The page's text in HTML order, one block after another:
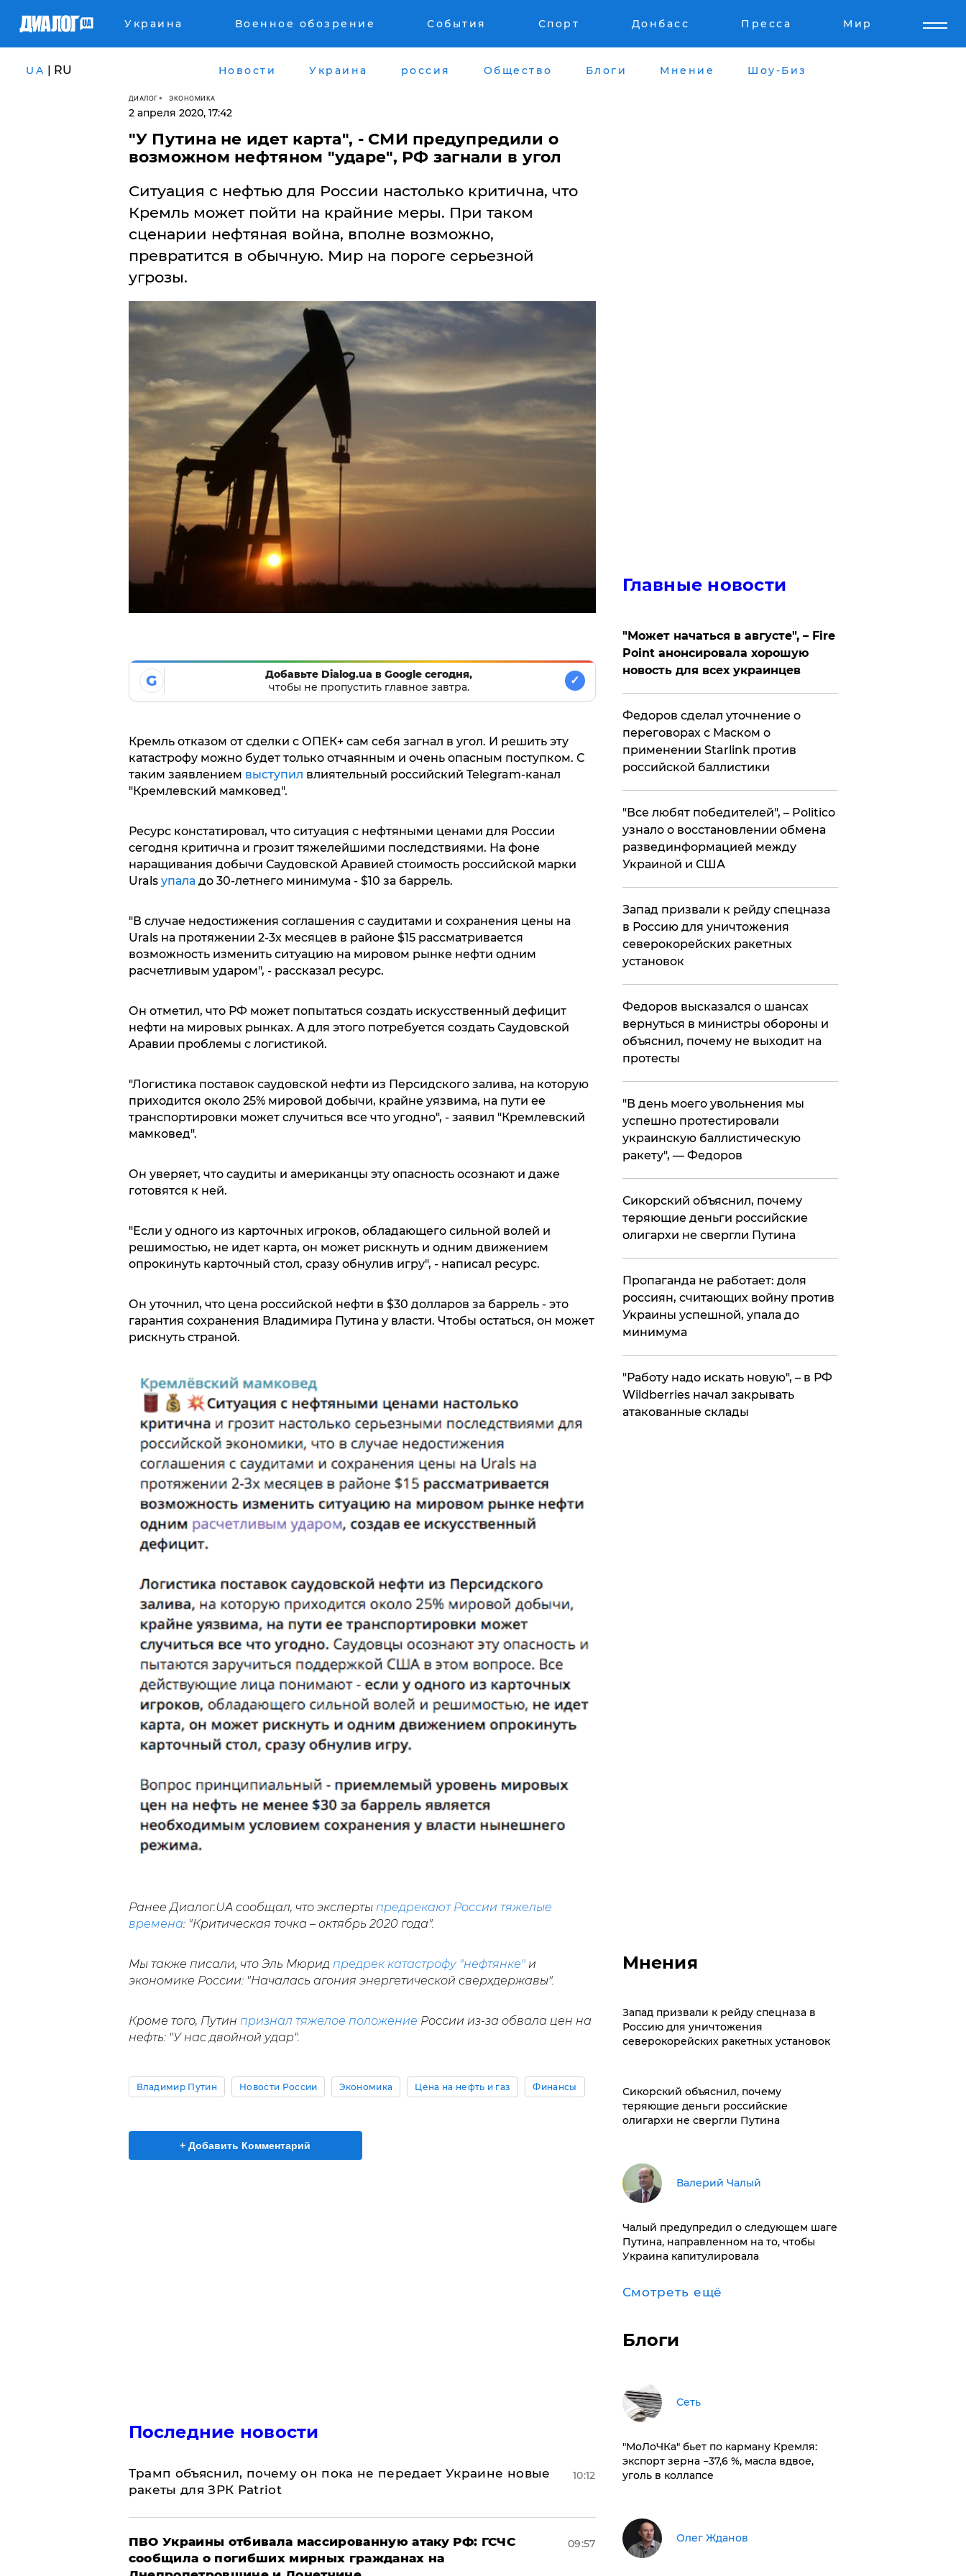
Украина Военное обозрение События Спорт Донбасс Пресса Мир
UA | RU Новости Украина россия Общество Блоги Мнение Шоу-Биз
ДИАЛОГ ЭКОНОМИКА
2 апреля 2020, 17:42
​"У Путина не идет карта", - СМИ предупредили о
возможном нефтяном "ударе", РФ загнали в угол
Ситуация с нефтью для России настолько критична, что
Кремль может пойти на крайние меры. При таком
сценарии нефтяная война, вполне возможно,
превратится в обычную. Мир на пороге серьезной
угрозы.
G
Добавьте Dialog.ua в Google сегодня,
чтобы не пропустить главное завтра.
✓
Кремль отказом от сделки с ОПЕК+ сам себя загнал в угол. И решить эту
катастрофу можно будет только отчаянным и очень опасным поступком. С
таким заявлением выступил влиятельный российский Telegram-канал
"Кремлевский мамковед".
Ресурс констатировал, что ситуация с нефтяными ценами для России
сегодня критична и грозит тяжелейшими последствиями. На фоне
наращивания добычи Саудовской Аравией стоимость российской марки
Urals упаладо 30-летнего минимума - $10 за баррель.
"В случае недостижения соглашения с саудитами и сохранения цены на
Urals на протяжении 2-3х месяцев в районе $15 рассматривается
возможность изменить ситуацию на мировом рынке нефти одним
расчетливым ударом", - рассказал ресурс.
Он отметил, что РФ может попытаться создать искусственный дефицит
нефти на мировых рынках. А для этого потребуется создать Саудовской
Аравии проблемы с логистикой.
"Логистика поставок саудовской нефти из Персидского залива, на которую
приходится около 25% мировой добычи, крайне уязвима, на пути ее
транспортировки может случиться все что угодно", - заявил "Кремлевский
мамковед".
Он уверяет, что саудиты и американцы эту опасность осознают и даже
готовятся к ней.
"Если у одного из карточных игроков, обладающего сильной волей и
решимостью, не идет карта, он может рискнуть и одним движением
опрокинуть карточный стол, сразу обнулив игру", - написал ресурс.
Он уточнил, что цена российской нефти в $30 долларов за баррель - это
гарантия сохранения Владимира Путина у власти. Чтобы остаться, он может
рискнуть страной.
Ранее Диалог.UA сообщал, что эксперты предрекают России тяжелые
времена: "Критическая точка – октябрь 2020 года".
Мы также писали, что Эль Мюрид предрек катастрофу "нефтянке"и
экономике России: "Началась агония энергетической сверхдержавы".
Кроме того, Путин признал тяжелое положение России из-за обвала цен на
нефть: "У нас двойной удар".
Владимир Путин Новости России Экономика Цена на нефть и газ Финансы
+ Добавить Комментарий
Последние новости
Трамп объяснил, почему он пока не передает Украине новые
ракеты для ЗРК Patriot
10:12
ПВО Украины отбивала массированную атаку РФ: ГСЧС
сообщила о погибших мирных гражданах на
09:57
Главные новости
"Может начаться в августе", – Fire
Point анонсировала хорошую
новость для всех украинцев
Федоров сделал уточнение о
переговорах с Маском о
применении Starlink против
российской баллистики
​"Все любят победителей", – Politico
узнало о восстановлении обмена
развединформацией между
Украиной и США
Запад призвали к рейду спецназа
в Россию для уничтожения
северокорейских ракетных
установок
Федоров высказался о шансах
вернуться в министры обороны и
объяснил, почему не выходит на
протесты
​"В день моего увольнения мы
успешно протестировали
украинскую баллистическую
ракету", — Федоров
Сикорский объяснил, почему
теряющие деньги российские
олигархи не свергли Путина
​Пропаганда не работает: доля
россиян, считающих войну против
Украины успешной, упала до
минимума
"Работу надо искать новую", – в РФ
Wildberries начал закрывать
атакованные склады
Мнения
Запад призвали к рейду спецназа в
Россию для уничтожения
северокорейских ракетных установок
Сикорский объяснил, почему
теряющие деньги российские
олигархи не свергли Путина
Валерий Чалый
Чалый предупредил о следующем шаге
Путина, направленном на то, чтобы
Украина капитулировала
Смотреть ещё
Блоги
Сеть
​"МоЛоЧКа" бьет по карману Кремля:
экспорт зерна −37,6 %, масла вдвое,
уголь в коллапсе
Олег Жданов